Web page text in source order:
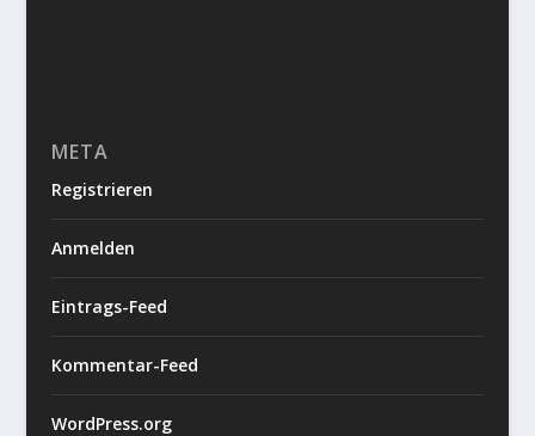
META
Registrieren
Anmelden
Eintrags-Feed
Kommentar-Feed
WordPress.org